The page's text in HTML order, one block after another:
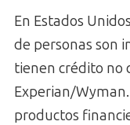
En Estados
de personas son
tienen crédito no
Experian/
productos